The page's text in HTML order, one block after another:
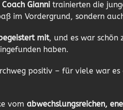
Coach Gianni trainierten die
im Vordergrund, sondern
mit, und es war schön
haben.
positiv – für viele war
vom abwechslungsreichen,